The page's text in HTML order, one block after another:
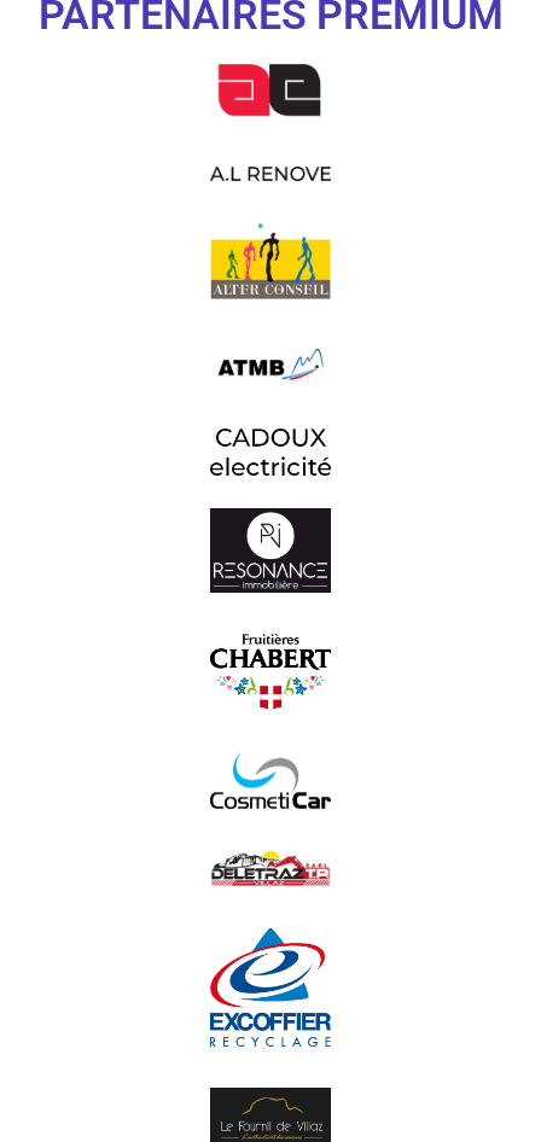
PARTENAIRES PREMIUM